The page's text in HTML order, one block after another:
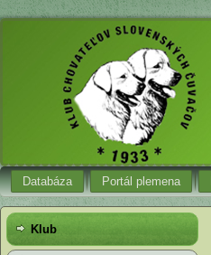
Databáza Portál plemena
Klub